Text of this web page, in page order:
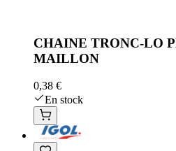
CHAINE TRONC-LO
MAILLON
0,38 €
En stock